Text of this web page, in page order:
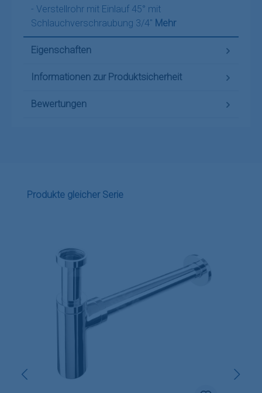
- Verstellrohr mit Einlauf 45° mit
Schlauchverschraubung 3/4" Mehr
Eigenschaften
Informationen zur Produktsicherheit
Bewertungen
Produktgalerie überspringen
Produkte gleicher Serie